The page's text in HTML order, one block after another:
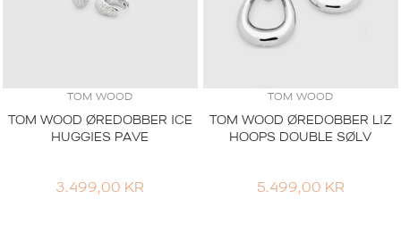
TOM WOOD
TOM WOOD ØREDOBBER ICE
HUGGIES PAVE
3.499,00 KR
TOM WOOD
TOM WOOD ØREDOBBER LIZ
HOOPS DOUBLE SØLV
5.499,00 KR